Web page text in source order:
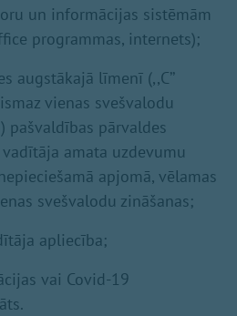
un informācijas sistēmām
programmas, internets);
augstākajā līmenī (,,C’’
vienas svešvalodu
pašvaldības pārvaldes
amata uzdevumu
apjomā, vēlamas
svešvalodu zināšanas;
apliecība;
vai Covid-19